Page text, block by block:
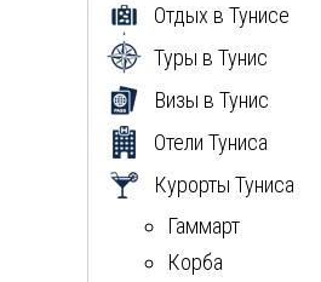
Отдых в Тунисе
Туры в Тунис
Визы в Тунис
Отели Туниса
Курорты Туниса
Гаммарт
Корба